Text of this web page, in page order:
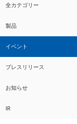
全カテゴリー
製品
イベント
プレスリリース
お知らせ
IR